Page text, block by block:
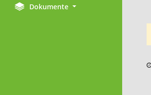
Dokumente